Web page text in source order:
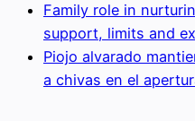
Family role in
support, limits and
Piojo alvarado
a chivas en el